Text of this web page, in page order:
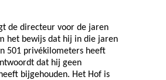
de directeur voor de jaren
het bewijs dat hij in die jaren
501 privékilometers heeft
dat hij geen
bijgehouden. Het Hof is